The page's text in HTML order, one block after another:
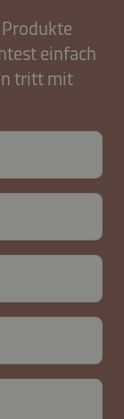
einfach
tritt mit